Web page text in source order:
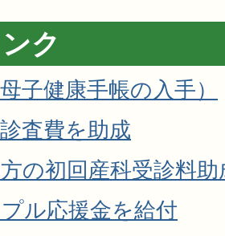
ク
子健康手帳の入手）
査費を助成
の初回産科受診料助
ル応援金を給付